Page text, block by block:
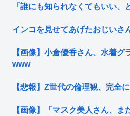
「誰にも知られなくてもいい、
インコを見せてあげたおじいさ
【画像】小倉優香さん、水着グ
www
【悲報】Z世代の倫理観、完全
【画像】「マスク美人さん、